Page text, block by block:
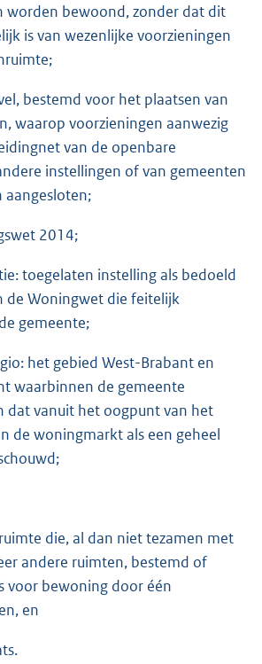
worden bewoond, zonder dat dit
is van wezenlijke voorzieningen
bestemd voor het plaatsen van
waarop voorzieningen aanwezig
van de openbare
instellingen of van gemeenten
2014;
toegelaten instelling als bedoeld
de Woningwet die feitelijk
gemeente;
het gebied West-Brabant en
waarbinnen de gemeente
dat vanuit het oogpunt van het
de woningmarkt als een geheel
die, al dan niet tezamen met
andere ruimten, bestemd of
voor bewoning door één
en